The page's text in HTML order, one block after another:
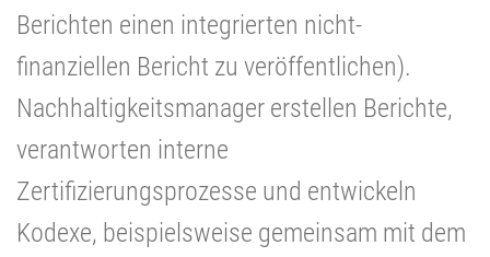
Berichten einen integrierten nicht-
finanziellen Bericht zu veröffentlichen).
Nachhaltigkeitsmanager erstellen Berichte,
verantworten interne
Zertifizierungsprozesse und entwickeln
Kodexe, beispielsweise gemeinsam mit dem